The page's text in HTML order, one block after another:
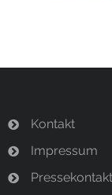
Kontakt
Impressum
Pressekontakt